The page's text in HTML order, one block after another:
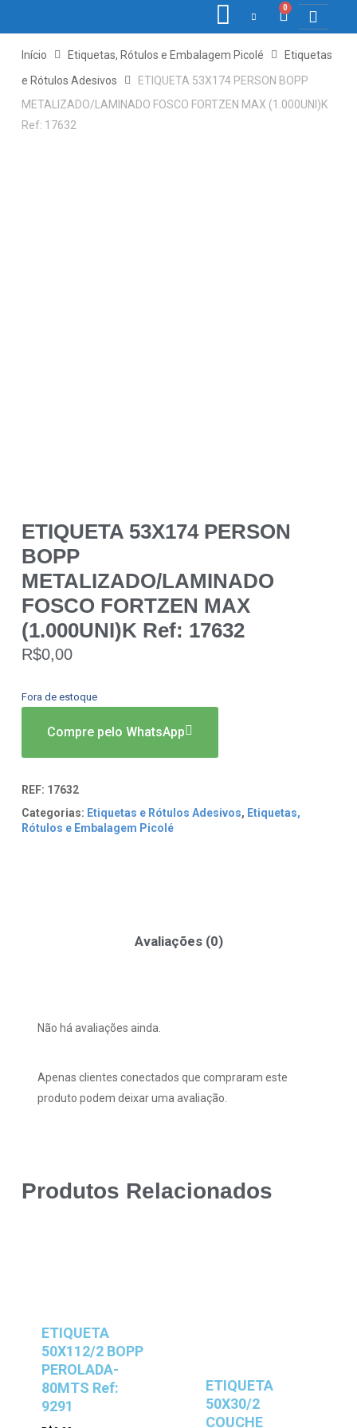
0
Início Etiquetas, Rótulos e Embalagem Picolé
Etiquetas
e Rótulos Adesivos
ETIQUETA 53X174 PERSON BOPP
METALIZADO/LAMINADO FOSCO FORTZEN MAX (1.000UNI)K
Ref: 17632
ETIQUETA 53X174 PERSON
BOPP
METALIZADO/LAMINADO
FOSCO FORTZEN MAX
(1.000UNI)K Ref: 17632
R$0,00
Fora de estoque
Compre pelo WhatsApp
REF: 17632
Categorias: Etiquetas e Rótulos Adesivos, Etiquetas,
Rótulos e Embalagem Picolé
Avaliações (0)
Não há avaliações ainda.
Apenas clientes conectados que compraram este
produto podem deixar uma avaliação.
Produtos Relacionados
ETIQUETA
50X112/2 BOPP
PEROLADA-
80MTS Ref:
9291
ETIQUETA
50X30/2
COUCHE